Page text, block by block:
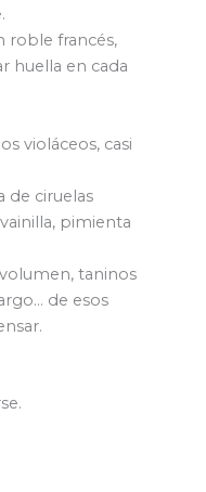
roble francés,
huella en cada
violáceos, casi
de ciruelas
pimienta
taninos
de esos